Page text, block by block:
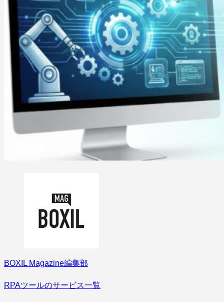
BOXIL Magazine編集部
RPAツールのサービス一覧